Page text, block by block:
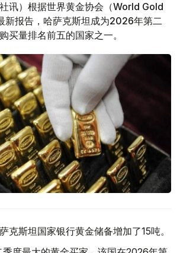
社讯）根据世界黄金协会（World Gold
新报告，哈萨克斯坦成为2026年第二
买量排名前五的国家之一。
克斯坦国家银行黄金储备增加了15吨。